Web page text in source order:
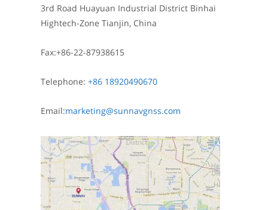
3rd Road Huayuan Industrial District Binhai
Hightech-Zone Tianjin, China
Fax:+86-22-87938615
Telephone:+86 18920490670
Email:marketing@sunnavgnss.com